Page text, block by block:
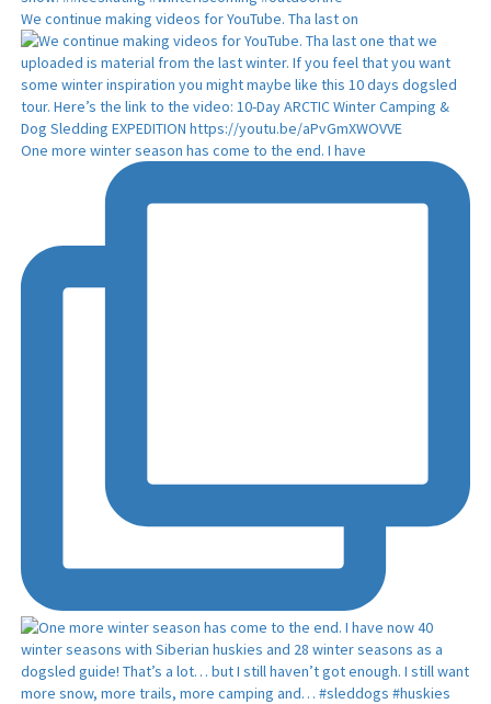
We continue making videos for YouTube. Tha last on
One more winter season has come to the end. I have